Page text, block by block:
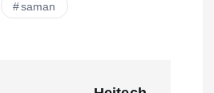
saman